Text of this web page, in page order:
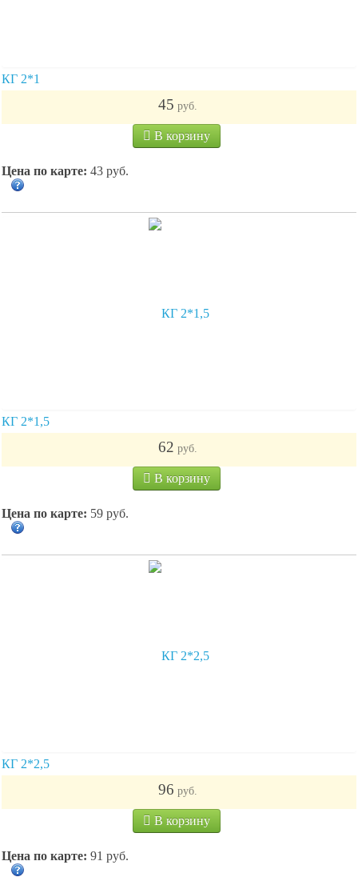
КГ 2*1
45 руб.
В корзину
Цена по карте: 43 руб.
КГ 2*1,5
62 руб.
В корзину
Цена по карте: 59 руб.
КГ 2*2,5
96 руб.
В корзину
Цена по карте: 91 руб.